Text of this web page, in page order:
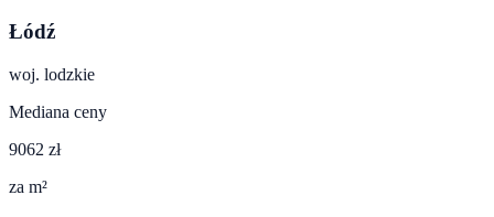
Łódź
woj. lodzkie
Mediana ceny
9062 zł
za m²